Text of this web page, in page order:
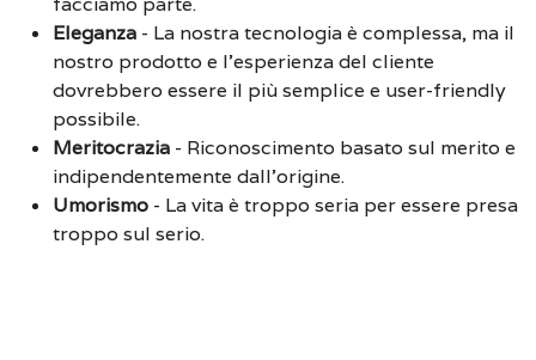
Eleganza - La nostra tecnologia è complessa, ma il
nostro prodotto e l'esperienza del cliente
dovrebbero essere il più semplice e user-friendly
possibile.
Meritocrazia - Riconoscimento basato sul merito e
indipendentemente dall'origine.
Umorismo - La vita è troppo seria per essere presa
troppo sul serio.